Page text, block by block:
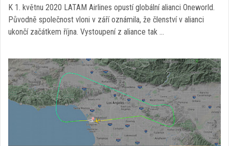
K 1. květnu 2020 LATAM Airlines opustí globální alianci Oneworld.
Původně společnost vloni v září oznámila, že členství v alianci
ukončí začátkem října. Vystoupení z aliance tak …